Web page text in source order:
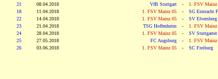
21
08.04.2018 VfB Stuttgart -
1. FSV Mainz
18
11.04.2018 1. FSV Mainz 05 -
SG Eintracht
22
14.04.2018 1. FSV Mainz 05 -
SV Elversberg
23
21.04.2018 TSG Hoffenheim -
1. FSV Mainz
24
28.04.2018 1. FSV Mainz 05 -
SV
25
27.05.2018 FC Augsburg -
1. FSV Mainz
26
03.06.2018 1. FSV Mainz 05 - SC Freiburg